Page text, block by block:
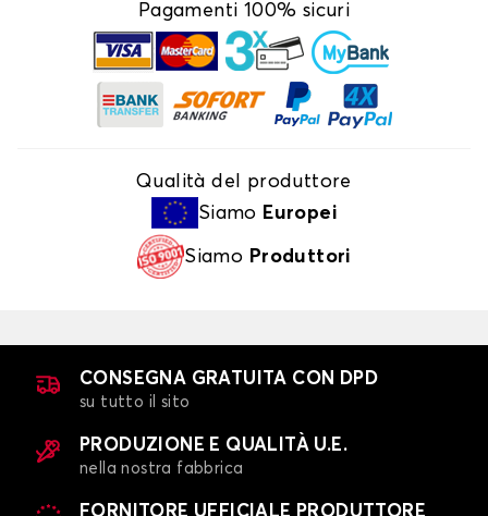
Pagamenti 100% sicuri
Qualità del produttore
Siamo Europei
Siamo Produttori
CONSEGNA GRATUITA CON DPD
su tutto il sito
PRODUZIONE E QUALITÀ U.E.
nella nostra fabbrica